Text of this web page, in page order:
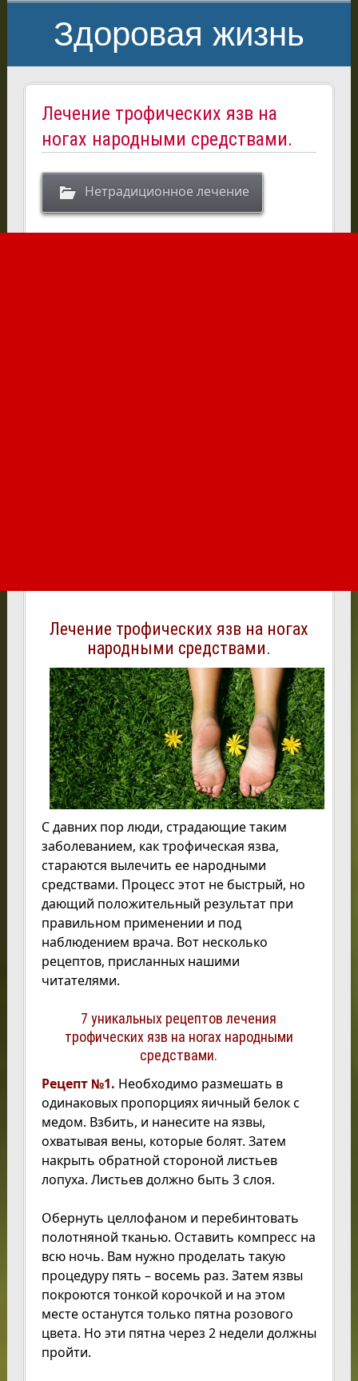
Здоровая жизнь
Лечение трофических язв на
ногах народными средствами.
Нетрадиционное лечение
Лечение трофических язв на ногах
народными средствами.
С давних пор люди, страдающие таким
заболеванием, как трофическая язва,
стараются вылечить ее народными
средствами. Процесс этот не быстрый, но
дающий положительный результат при
правильном применении и под
наблюдением врача. Вот несколько
рецептов, присланных нашими
читателями.
7 уникальных рецептов лечения
трофических язв на ногах народными
средствами.
Рецепт №1. Необходимо размешать в
одинаковых пропорциях яичный белок с
медом. Взбить, и нанесите на язвы,
охватывая вены, которые болят. Затем
накрыть обратной стороной листьев
лопуха. Листьев должно быть 3 слоя.
Обернуть целлофаном и перебинтовать
полотняной тканью. Оставить компресс на
всю ночь. Вам нужно проделать такую
процедуру пять – восемь раз. Затем язвы
покроются тонкой корочкой и на этом
месте останутся только пятна розового
цвета. Но эти пятна через 2 недели должны
пройти.